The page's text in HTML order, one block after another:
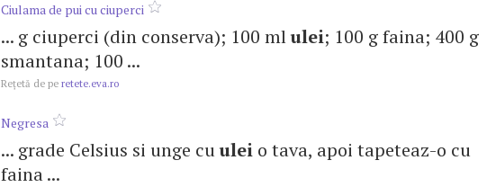
Ciulama de pui cu ciuperci
... g ciuperci (din conserva); 100 mlulei; 100 g faina; 400 g
smantana; 100 ...
Reţetă de pe retete.eva.ro
Negresa
... grade Celsius si unge cuulei o tava, apoi tapeteaz-o cu
faina ...